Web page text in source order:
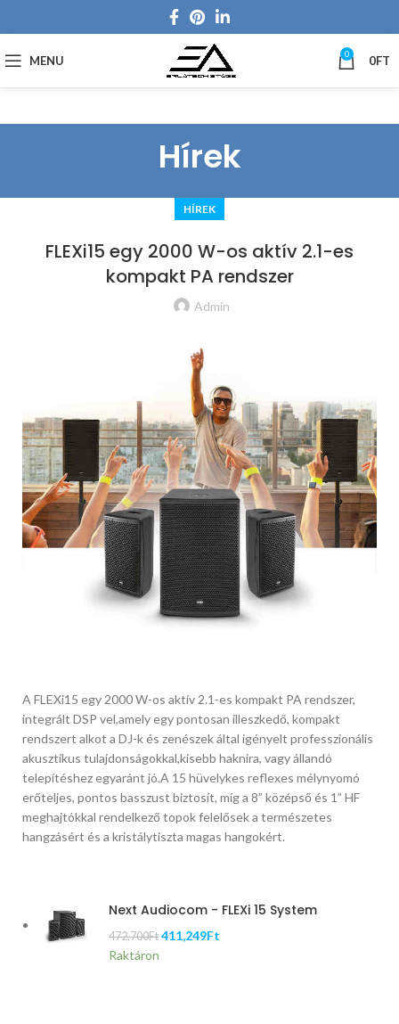
MENU 0 0FT
Hírek
HÍREK
FLEXi15 egy 2000 W-os aktív 2.1-es
kompakt PA rendszer
Admin
A FLEXi15 egy 2000 W-os aktív 2.1-es kompakt PA rendszer,
integrált DSP vel,amely egy pontosan illeszkedő, kompakt
rendszert alkot a DJ-k és zenészek által igényelt professzionális
akusztikus tulajdonságokkal,kisebb haknira, vagy állandó
telepítéshez egyaránt jó.A 15 hüvelykes reflexes mélynyomó
erőteljes, pontos basszust biztosít, míg a 8” középső és 1” HF
meghajtókkal rendelkező topok felelősek a természetes
hangzásért és a kristálytiszta magas hangokért.
Next Audiocom - FLEXi 15 System
472,700Ft 411,249Ft
Raktáron